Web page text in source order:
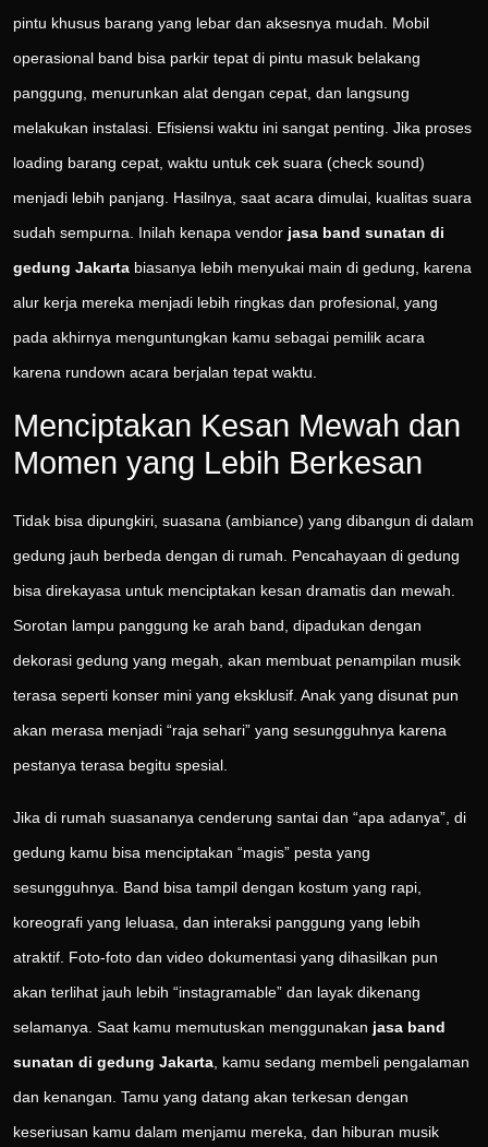
pintu khusus barang yang lebar dan aksesnya mudah. Mobil
operasional band bisa parkir tepat di pintu masuk belakang
panggung, menurunkan alat dengan cepat, dan langsung
melakukan instalasi. Efisiensi waktu ini sangat penting. Jika proses
loading barang cepat, waktu untuk cek suara (check sound)
menjadi lebih panjang. Hasilnya, saat acara dimulai, kualitas suara
sudah sempurna. Inilah kenapa vendor jasa band sunatan di
gedung Jakarta biasanya lebih menyukai main di gedung, karena
alur kerja mereka menjadi lebih ringkas dan profesional, yang
pada akhirnya menguntungkan kamu sebagai pemilik acara
karena rundown acara berjalan tepat waktu.
Menciptakan Kesan Mewah dan
Momen yang Lebih Berkesan
Tidak bisa dipungkiri, suasana (ambiance) yang dibangun di dalam
gedung jauh berbeda dengan di rumah. Pencahayaan di gedung
bisa direkayasa untuk menciptakan kesan dramatis dan mewah.
Sorotan lampu panggung ke arah band, dipadukan dengan
dekorasi gedung yang megah, akan membuat penampilan musik
terasa seperti konser mini yang eksklusif. Anak yang disunat pun
akan merasa menjadi “raja sehari” yang sesungguhnya karena
pestanya terasa begitu spesial.
Jika di rumah suasananya cenderung santai dan “apa adanya”, di
gedung kamu bisa menciptakan “magis” pesta yang
sesungguhnya. Band bisa tampil dengan kostum yang rapi,
koreografi yang leluasa, dan interaksi panggung yang lebih
atraktif. Foto-foto dan video dokumentasi yang dihasilkan pun
akan terlihat jauh lebih “instagramable” dan layak dikenang
selamanya. Saat kamu memutuskan menggunakan jasa band
sunatan di gedung Jakarta , kamu sedang membeli pengalaman
dan kenangan. Tamu yang datang akan terkesan dengan
keseriusan kamu dalam menjamu mereka, dan hiburan musik